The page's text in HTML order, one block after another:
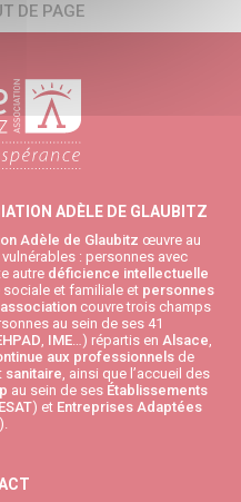
DE PAGE
ADÈLE DE GLAUBITZ
Adèle de Glaubitz œuvre au
: personnes avec
autre déficience intellectuelle
et familiale et personnes
association couvre trois champs
au sein de ses 41
IME …) répartis en Alsace
aux professionnels de
sanitaire , ainsi que l’accueil des
au sein de ses Établissements
ESAT) et Entreprises Adaptées
).